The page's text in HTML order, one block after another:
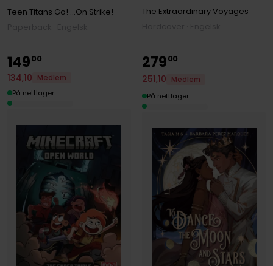
Teen Titans Go! …On Strike!
The Extraordinary Voyages
14900
134,10
Medlem
På nettlager
27900
251,10
Medlem
På nettlager